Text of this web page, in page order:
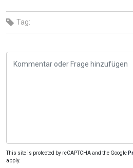
Tag:
This site is protected by reCAPTCHA and the Google
apply.